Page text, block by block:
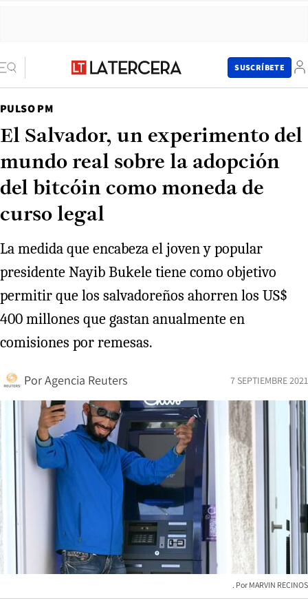
SUSCRÍBETE
PULSO PM
El Salvador, un experimento del
mundo real sobre la adopción
del bitcóin como moneda de
curso legal
La medida que encabeza el joven y popular
presidente Nayib Bukele tiene como objetivo
permitir que los salvadoreños ahorren los US$
400 millones que gastan anualmente en
comisiones por remesas.
PorAgencia Reuters 7 SEPTIEMBRE 2021
MARVIN RECINOS